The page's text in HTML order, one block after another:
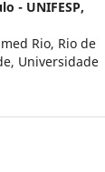
- UNIFESP,
Rio, Rio de
Universidade